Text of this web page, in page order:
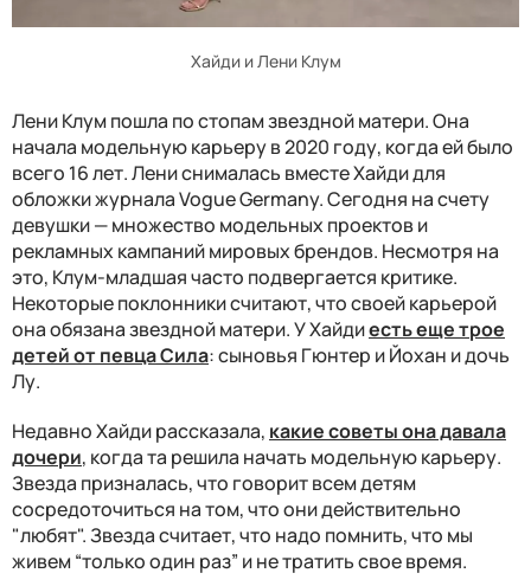
Хайди и Лени Клум
Лени Клум пошла по стопамзвезднойматери. Она
начала модельнуюкарьерув2020 году, когда ей было
всего 16 лет. Лени снималась вместеХайдидля
обложки журнала Vogue Germany. Сегодня на счету
девушки— множество модельных проектов и
рекламных кампаниймировыхбрендов. Несмотря на
это, Клум-младшая часто подвергается критике.
Некоторые поклонники считают, что своей карьерой
онаобязаназвездной матери. У Хайдиесть еще трое
детей от певца Сила:сыновья Гюнтер и Йохан и дочь
Лу.
Недавно Хайди рассказала, какие советы она давала
дочери, когда та решила начать модельную карьеру.
Звезда призналась, что говорит всем детям
сосредоточиться на том, что они действительно
"любят". Звезда считает, что надо помнить, что мы
живем “только один раз” и не тратить свое время.